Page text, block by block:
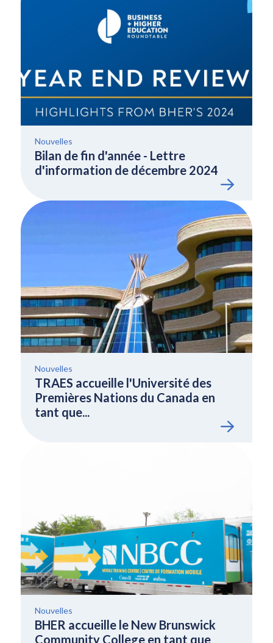
Nouvelles
Bilan de fin d'année - Lettre
d'information de décembre 2024
Nouvelles
TRAES accueille l'Université des
Premières Nations du Canada en
tant que...
Nouvelles
BHER accueille le New Brunswick
Community College en tant que